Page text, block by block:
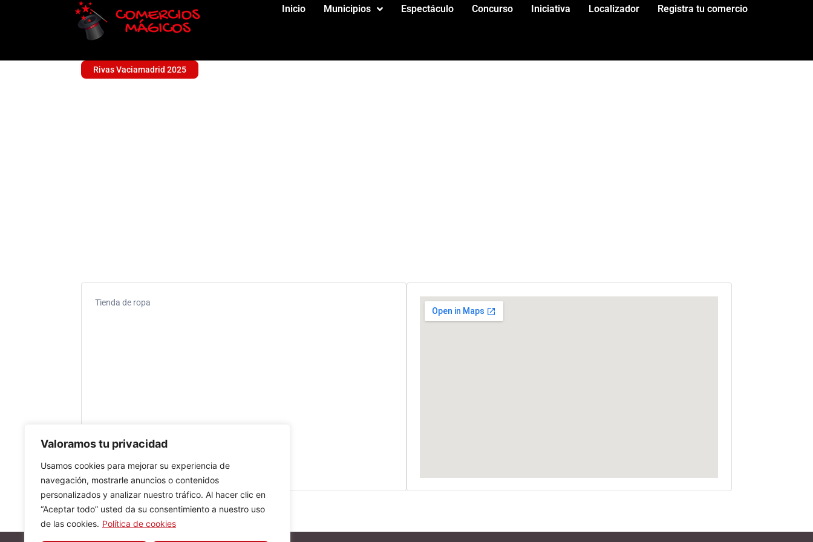
Valoramos tu privacidad
Usamos cookies para mejorar su experiencia de
navegación, mostrarle anuncios o contenidos
personalizados y analizar nuestro tráfico. Al hacer clic en
“Aceptar todo” usted da su consentimiento a nuestro uso
de las cookies. Política de cookies
Inicio Municipios Espectáculo Concurso Iniciativa Localizador Registra tu comercio
Rivas Vaciamadrid 2025
Tienda de ropa